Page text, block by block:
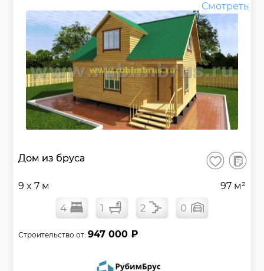
Смотреть
Дом из бруса Сохранить
В
9 x 7 м 97 м²
4 1 2 0
Строительство от: 947 000 ₽